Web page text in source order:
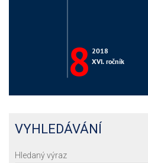
VYHLEDÁVÁNÍ
Hledaný výraz